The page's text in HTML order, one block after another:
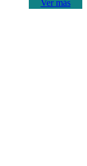
Ver más